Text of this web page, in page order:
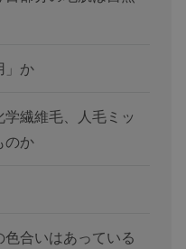
」か
繊維毛、人毛ミッ
のか
合いはあっている